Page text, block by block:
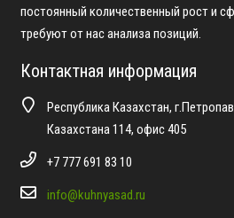
постоянный количественный рост и
требуют от нас анализа позиций.
Контактная информация
Республика Казахстан,
Казахстана 114, офис 405
+7 777 691 83 10
info@kuhnyasad.ru